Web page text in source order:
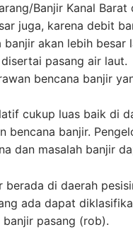
Banjir Kanal
juga, karena debit
akan lebih
pasang air laut.
bencana banjir
cukup luas baik di
banjir.
dan masalah banjir
di daerah
ada dapat
pasang (rob).